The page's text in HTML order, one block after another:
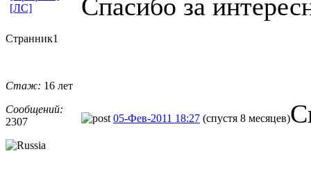
Спасибо за
[ЛС]
Странник1
Стаж: 16 лет
Сообщений:
2307
05-Фев-2011 18:27 (спустя 8 месяцев)